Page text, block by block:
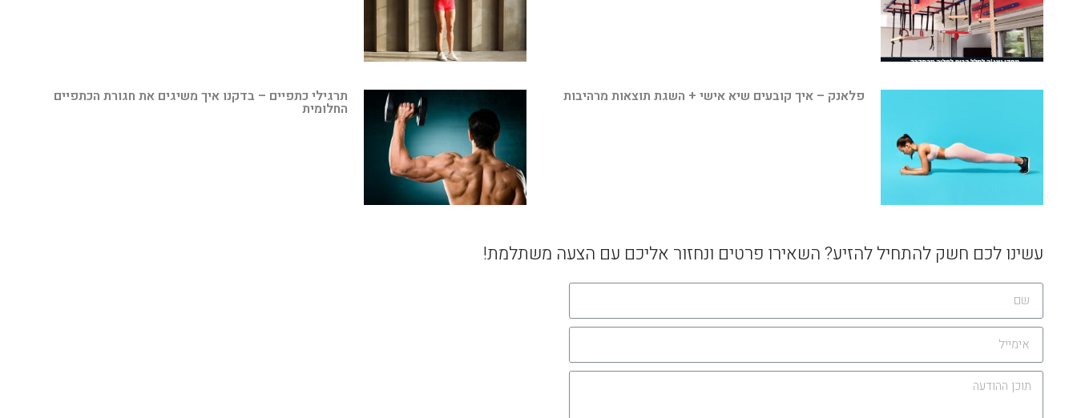
פלאנק – איך קובעים שיא אישי + השגת תוצאות מרהיבות תרגילי כתפיים – בדקנו איך משיגים את חגורת הכתפיים
החלומית
עשינו לכם חשק להתחיל להזיע? השאירו פרטים ונחזור אליכם עם הצעה משתלמת!